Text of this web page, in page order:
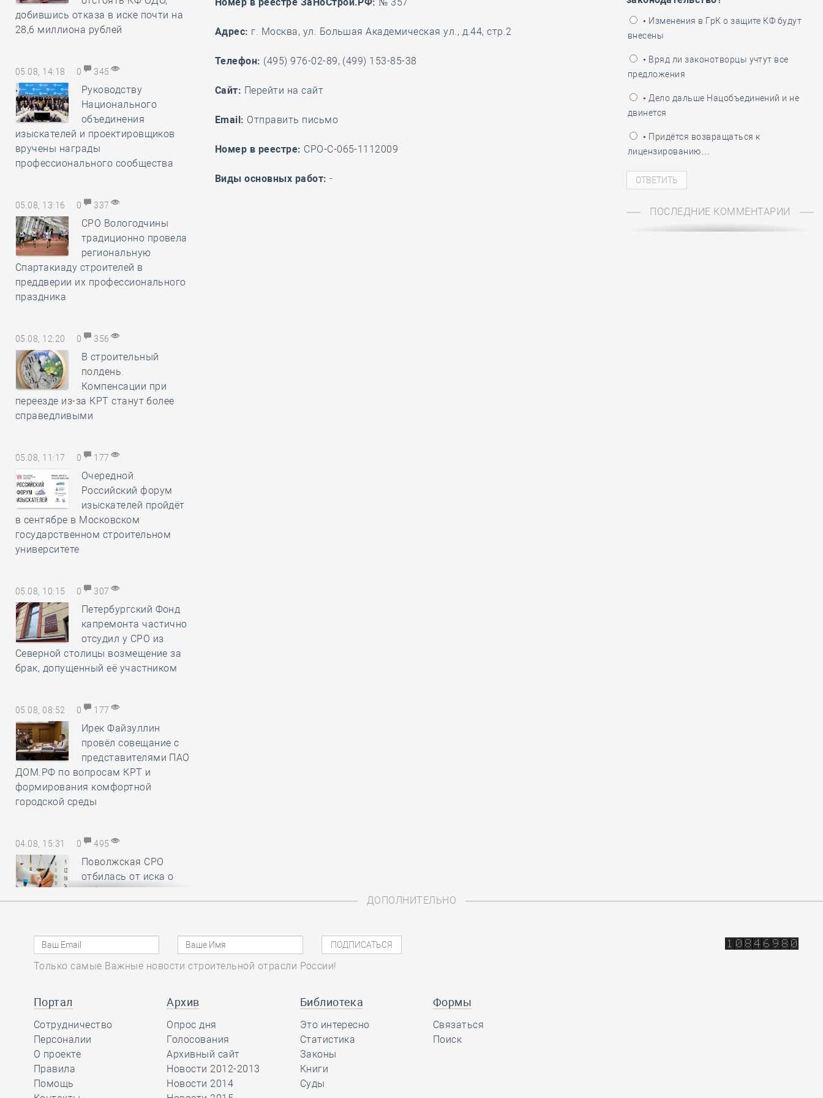
добившись отказа в иске почти на
28,6 миллиона рублей
05.08, 14:18 0 345
Руководству
Национального
объединения
изыскателей и проектировщиков
вручены награды
профессионального сообщества
05.08, 13:16 0 337
СРО Вологодчины
традиционно провела
региональную
Спартакиаду строителей в
преддверии их профессионального
праздника
05.08, 12:20 0 356
В строительный
полдень.
Компенсации при
переезде из-за КРТ станут более
справедливыми
05.08, 11:17 0 177
Очередной
Российский форум
изыскателей пройдёт
в сентябре в Московском
государственном строительном
университете
05.08, 10:15 0 307
Петербургский Фонд
капремонта частично
отсудил у СРО из
Северной столицы возмещение за
брак, допущенный её участником
05.08, 08:52 0 177
Ирек Файзуллин
провёл совещание с
представителями ПАО
ДОМ.РФ по вопросам КРТ и
формирования комфортной
городской среды
04.08, 15:31 0 495
Поволжская СРО
отбилась от иска о
субсидиарной
ответственности, убедив арбитраж
давности
проектировщиков
объявляет о приёме заявок на XI
Международный
профессиональный конкурс
НОПРИЗ на лучший проект
Адрес: г. Москва, ул. Большая Академическая ул., д.44, стр.2
Телефон: (495) 976-02-89, (499) 153-85-38
Cайт: Перейти на сайт
Email: Отправить письмо
Номер в реестре: СРО-С-065-1112009
Виды основных работ: -
• Изменения в ГрК о защите КФ будут
внесены
• Вряд ли законотворцы учтут все
предложения
• Дело дальше Нацобъединений и не
двинется
• Придётся возвращаться к
лицензированию…
ПОСЛЕДНИЕ КОММЕНТАРИИ
ДОПОЛНИТЕЛЬНО
Только самые Важные новости строительной отрасли России!
Портал
Сотрудничество
Персоналии
О проекте
Правила
Помощь
Архив
Опрос дня
Голосования
Архивный сайт
Новости 2012-2013
Новости 2014
Библиотека
Это интересно
Статистика
Законы
Книги
Суды
Формы
Связаться
Поиск